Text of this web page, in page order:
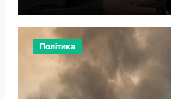
Політика